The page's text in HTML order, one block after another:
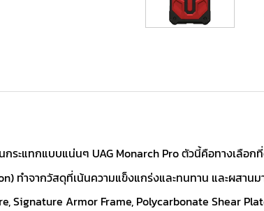
ระแทกแบบแน่นๆ UAG Monarch Pro ตัวนี้คือทางเลือ
ทำจากวัสดุที่เน้นความแข็งแกร่งและทนทาน และผสาน
Signature Armor Frame, Polycarbonate Shear